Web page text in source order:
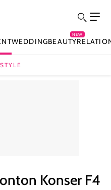
WEDDINGBEAUTY
NEW
Konser F4